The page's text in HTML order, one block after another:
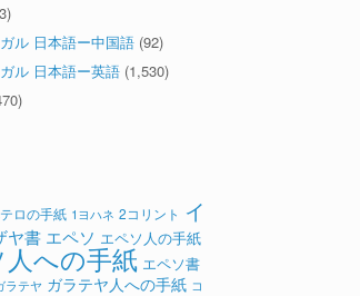
ル 日本語ー中国語 (92)
ル 日本語ー英語 (1,530)
ロの手紙 1ヨハネ 2コリント イ
ヤ書 エペソ エペソ人の手紙
への手紙 エペソ書
ラテヤ ガラテヤ人への手紙 コ